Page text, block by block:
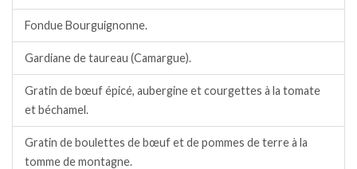
Fondue Bourguignonne.
Gardiane de taureau (Camargue).
Gratin de bœuf épicé, aubergine et courgettes à la tomate
et béchamel.
Gratin de boulettes de bœuf et de pommes de terre à la
tomme de montagne.